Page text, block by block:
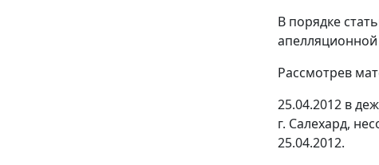
В порядке
апелляционной
Рассмотрев
25.04.2012 в
г. Салехард,
25.04.2012.